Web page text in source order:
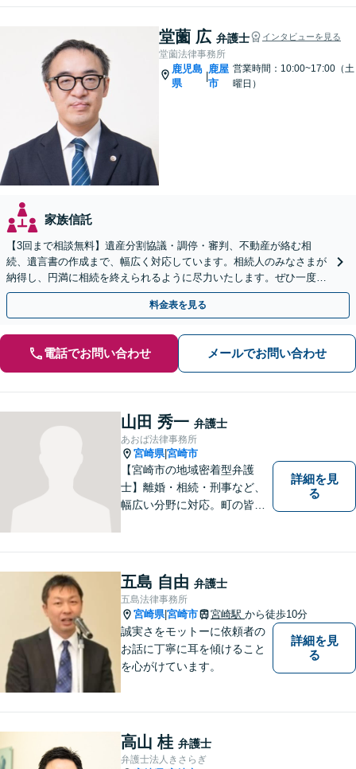
堂薗 広 弁護士 インタビューを見る
堂薗法律事務所
鹿児島
県
鹿屋
市
営業時間：10:00~17:00（土
曜日）
家族信託
【3回まで相談無料】遺産分割協議・調停・審判、不動産が絡む相
続、遺言書の作成まで、幅広く対応しています。相続人のみなさまが
納得し、円満に相続を終えられるように尽力いたします。ぜひ一度弁
護士にご相談ください。
料金表を見る
電話でお問い合わせ メールでお問い合わせ
山田 秀一 弁護士
あおば法律事務所
宮崎県|宮崎市
【宮崎市の地域密着型弁護
士】離婚・相続・刑事など、
幅広い分野に対応。町の皆様
ことなく、お気軽にご相談く
ださい。きっと道が開けま
す。
詳細を見
る
五島 自由 弁護士
五島法律事務所
宮崎県|宮崎市 宮崎駅 から徒歩10分
誠実さをモットーに依頼者の
お話に丁寧に耳を傾けること
を心がけています。
詳細を見
る
高山 桂 弁護士
弁護士法人きさらぎ